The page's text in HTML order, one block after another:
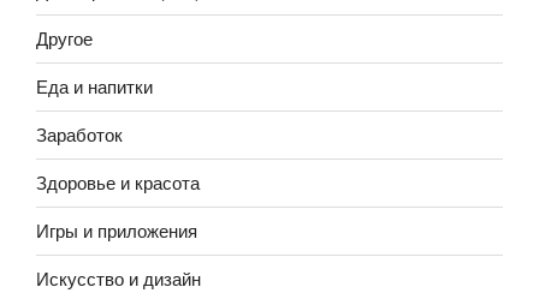
Другое
Еда и напитки
Заработок
Здоровье и красота
Игры и приложения
Искусство и дизайн